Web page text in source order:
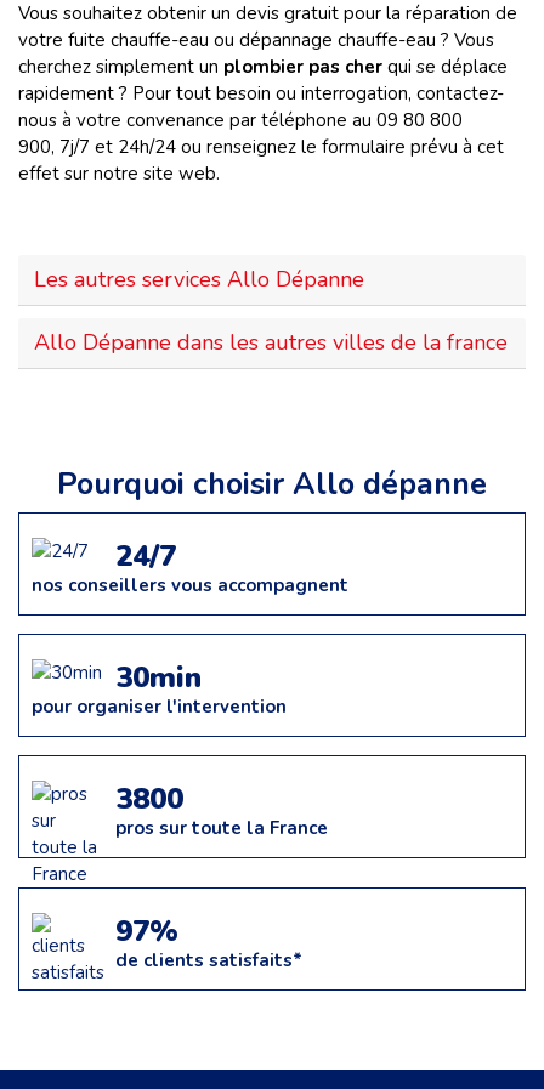
Vous souhaitez obtenir un devis gratuit pour la réparation de
votre fuite chauffe-eau ou dépannage chauffe-eau ? Vous
cherchez simplement un plombier pas cher qui se déplace
rapidement ? Pour tout besoin ou interrogation, contactez-
nous à votre convenance par téléphone au 09 80 800
900, 7j/7 et 24h/24 ou renseignez le formulaire prévu à cet
effet sur notre site web.
Les autres services Allo Dépanne
Allo Dépanne dans les autres villes de la france
Pourquoi choisir Allo dépanne
24/7
nos conseillers vous accompagnent
30min
pour organiser l'intervention
3800
pros sur toute la France
97%
de clients satisfaits*